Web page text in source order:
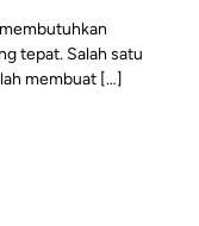
tepat. Salah satu
membuat […]